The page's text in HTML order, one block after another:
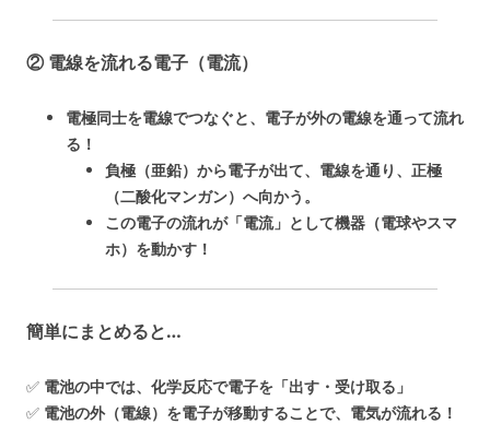
② 電線を流れる電子（電流）
電極同士を電線でつなぐと、電子が外の電線を通って流れ
る！
負極（亜鉛）から電子が出て、電線を通り、正極
（二酸化マンガン）へ向かう。
この電子の流れが「電流」として機器（電球やスマ
ホ）を動かす！
簡単にまとめると…
✅ 電池の中では、化学反応で電子を「出す・受け取る」
✅ 電池の外（電線）を電子が移動することで、電気が流れる！